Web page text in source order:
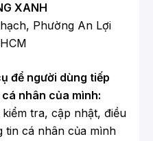
XANH
Phường An Lợi
để người dùng tiếp
nhân của mình:
tra, cập nhật, điều
tin cá nhân của mình